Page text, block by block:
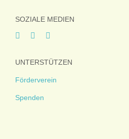
SOZIALE MEDIEN
UNTERSTÜTZEN
Förderverein
Spenden